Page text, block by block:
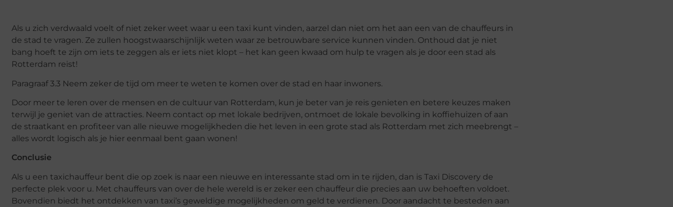
Als u zich verdwaald voelt of niet zeker weet waar u een taxi kunt vinden, aarzel dan niet om het aan een van de chauffeurs in
de stad te vragen. Ze zullen hoogstwaarschijnlijk weten waar ze betrouwbare service kunnen vinden. Onthoud dat je niet
bang hoeft te zijn om iets te zeggen als er iets niet klopt – het kan geen kwaad om hulp te vragen als je door een stad als
Rotterdam reist!
Paragraaf 3.3 Neem zeker de tijd om meer te weten te komen over de stad en haar inwoners.
Door meer te leren over de mensen en de cultuur van Rotterdam, kun je beter van je reis genieten en betere keuzes maken
terwijl je geniet van de attracties. Neem contact op met lokale bedrijven, ontmoet de lokale bevolking in koffiehuizen of aan
de straatkant en profiteer van alle nieuwe mogelijkheden die het leven in een grote stad als Rotterdam met zich meebrengt –
alles wordt logisch als je hier eenmaal bent gaan wonen!
Conclusie
Als u een taxichauffeur bent die op zoek is naar een nieuwe en interessante stad om in te rijden, dan is Taxi Discovery de
perfecte plek voor u. Met chauffeurs van over de hele wereld is er zeker een chauffeur die precies aan uw behoeften voldoet.
Bovendien biedt het ontdekken van taxi’s geweldige mogelijkheden om geld te verdienen. Door aandacht te besteden aan